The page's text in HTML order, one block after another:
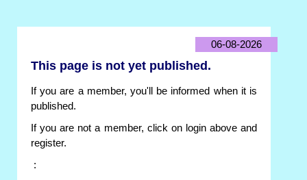
06-08-2026
This page is not yet published.
If you are a member, you'll be informed when it is
published.
If you are not a member, click on login above and
register.
: